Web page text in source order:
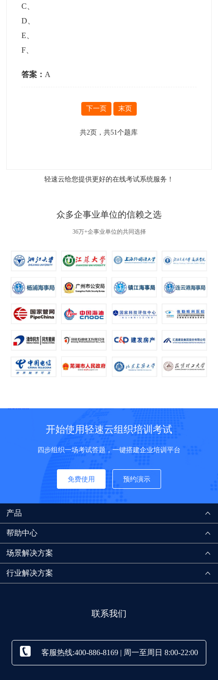
C
D
E
F
答案： A
下一页 末页
共2页，共51个题库
轻速云给您提供更好的在线考试系统服务！
众多企事业单位的信赖之选
36万+企事业单位的共同选择
开始使用轻速云组织培训考试
四步组织一场考试答题，一键搭建企业培训平台
免费使用 预约演示
产品
帮助中心
场景解决方案
行业解决方案
联系我们
客服热线:400-886-8169 | 周一至周日 8:00-22:00